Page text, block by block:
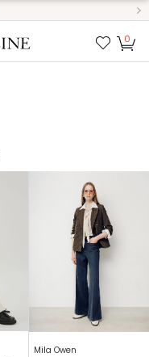
我的
0
Mila Owen